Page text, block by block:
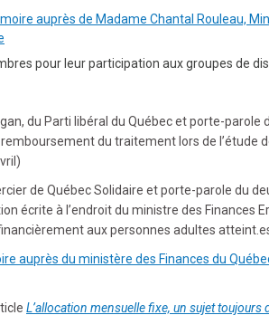
auprès de Madame Chantal Rouleau,
pour leur participation aux groupes de
du Parti libéral du Québec et porte-
remboursement du traitement lors de l’étude
de Québec Solidaire et porte-parole du
écrite à l’endroit du ministre des Finances
aux personnes adultes
auprès du ministère des Finances du
L’allocation mensuelle fixe, un sujet toujours